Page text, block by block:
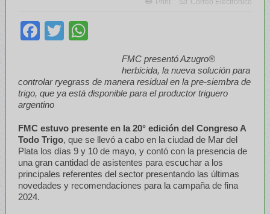
Facebook
Twitter
FMC presentó Azugro®
herbicida, la nueva solución para
controlar ryegrass de manera residual en la pre-siembra de
trigo, que ya está disponible para el productor triguero
argentino
FMC estuvo presente en la 20° edición del Congreso A
Todo Trigo, que se llevó a cabo en la ciudad de Mar del
Plata los días 9 y 10 de mayo, y contó con la presencia de
una gran cantidad de asistentes para escuchar a los
principales referentes del sector presentando las últimas
novedades y recomendaciones para la campaña de fina
2024.